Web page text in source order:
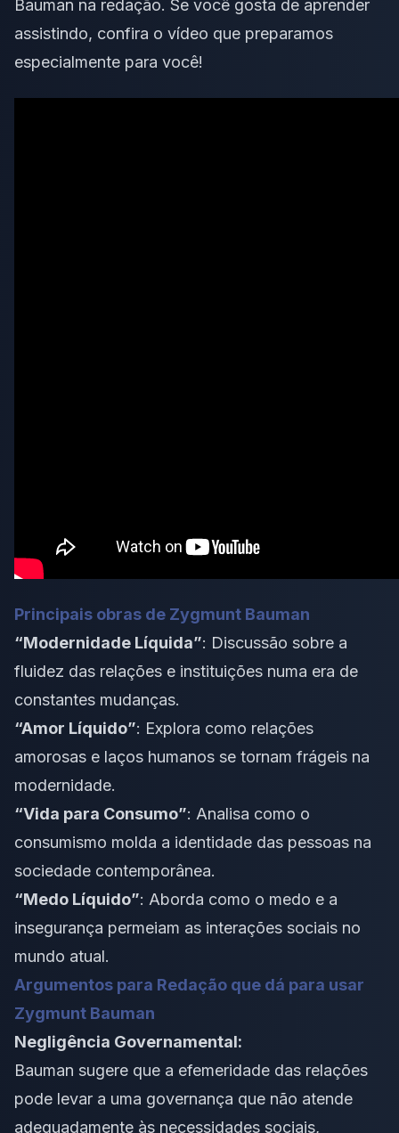
Bauman na redação. Se você gosta de aprender
assistindo, confira o vídeo que preparamos
especialmente para você!
Principais obras de Zygmunt Bauman
“Modernidade Líquida”: Discussão sobre a
fluidez das relações e instituições numa era de
constantes mudanças.
“Amor Líquido”: Explora como relações
amorosas e laços humanos se tornam frágeis na
modernidade.
“Vida para Consumo”: Analisa como o
consumismo molda a identidade das pessoas na
sociedade contemporânea.
“Medo Líquido”: Aborda como o medo e a
insegurança permeiam as interações sociais no
mundo atual.
Argumentos para Redação que dá para usar
Zygmunt Bauman
Negligência Governamental:
Bauman sugere que a efemeridade das relações
pode levar a uma governança que não atende
adequadamente às necessidades sociais,